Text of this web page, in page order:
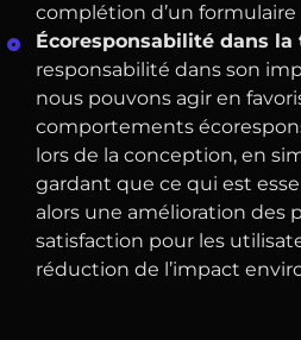
complétion d’un
Écoresponsabilité dans la
responsabilité dans son
nous pouvons agir en
comportements
lors de la conception, en
gardant que ce qui est
alors une amélioration des
satisfaction pour les
réduction de l’impact